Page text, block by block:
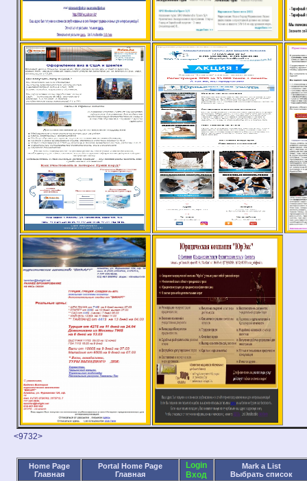
<9732>
Home Page
Главная
Portal Home Page
Главная
Login
Вход
Mark a List
Выбрать список